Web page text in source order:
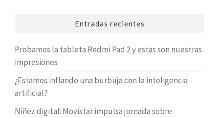
Entradas recientes
Probamos la tableta Redmi Pad 2 y estas son nuestras
impresiones
¿Estamos inflando una burbuja con la inteligencia
artificial?
Niñez digital: Movistar impulsa jornada sobre